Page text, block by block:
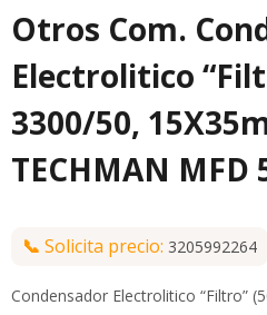
Otros Com.
Electrolitico
3300/50,
TECHMAN MFD
📞 Solicita precio: 3205992264
Condensador Electrolitico “Filtro”